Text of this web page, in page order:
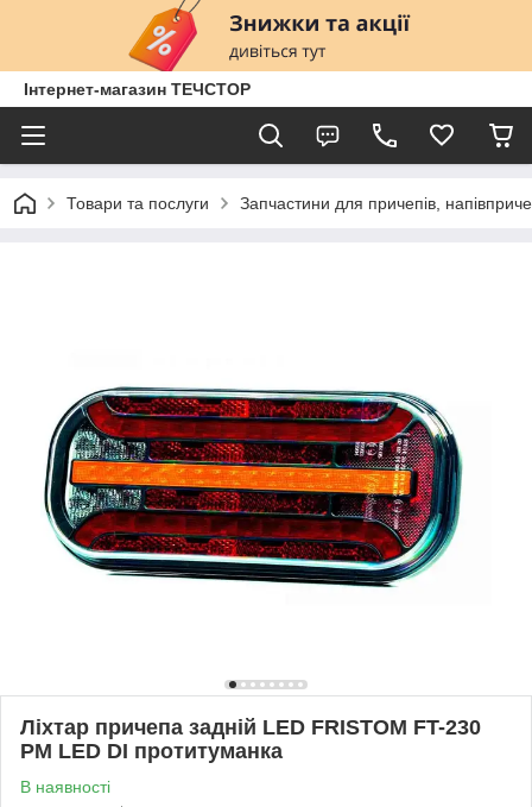
Інтернет-магазин ТЕЧСТОР
Товари та послуги Запчастини для причепів,
Ліхтар причепа задній LED FRISTOM FT-230
PM LED DI протитуманка
В наявності